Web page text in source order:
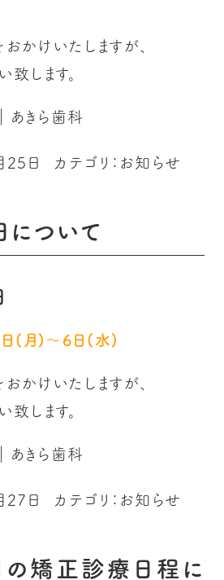
かけいたしますが、
します。
あきら歯科
25日 カテゴリ： お知らせ
について
日(月)～6日(水)
かけいたしますが、
します。
あきら歯科
27日 カテゴリ： お知らせ
矯正診療日程に